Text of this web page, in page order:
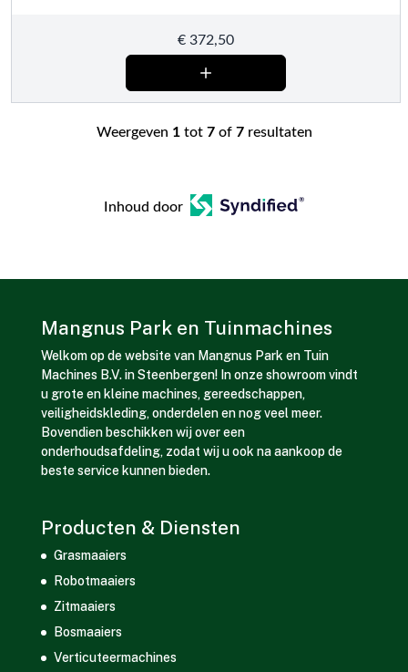
€ 372,50
Weergeven 1tot 7of 7resultaten
Inhoud door
Mangnus Park en Tuinmachines
Welkom op de website van Mangnus Park en Tuin
Machines B.V. in Steenbergen! In onze showroom vindt
u grote en kleine machines, gereedschappen,
veiligheidskleding, onderdelen en nog veel meer.
Bovendien beschikken wij over een
onderhoudsafdeling, zodat wij u ook na aankoop de
beste service kunnen bieden.
Producten & Diensten
Grasmaaiers
Robotmaaiers
Zitmaaiers
Bosmaaiers
Verticuteermachines